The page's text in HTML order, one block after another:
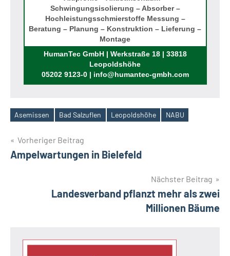
Schwingungsisolierung – Absorber –
Hochleistungsschmierstoffe Messung –
Beratung – Planung – Konstruktion – Lieferung –
Montage
Rufen Sie uns an!
HumanTec GmbH | Werkstraße 18 | 33818
Leopoldshöhe
05202 9123-0 | info@humantec-gmbh.com
Schlagwörter
Asemissen Bad Salzuflen Leopoldshöhe NABU
Beitragsnavigation
Vorheriger Beitrag
Ampelwartungen in Bielefeld
Nächster Beitrag
Landesverband pflanzt mehr als zwei
Millionen Bäume